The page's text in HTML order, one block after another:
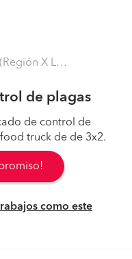
Lagos - Llanquihue)
de plagas
de control de
truck de de 3x2.
como este